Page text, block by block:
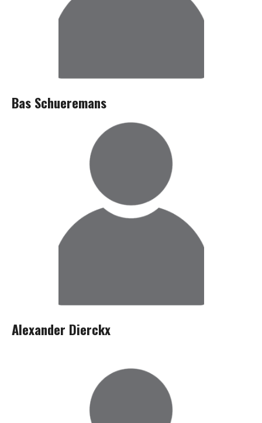
Bas Schueremans
Alexander Dierckx